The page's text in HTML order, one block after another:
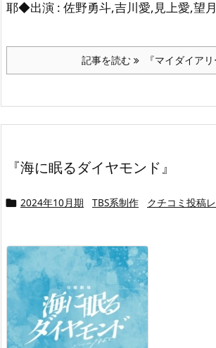
耶◆出演 : 佐野勇斗,吉川愛,見上愛,望
記事を読む 『マイダイアリ
『海に眠るダイヤモンド』
 2024年10月期 TBS系制作 クチコミ投稿